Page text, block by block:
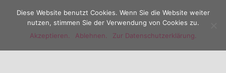
Menu
Diese Website benutzt Cookies. Wenn Sie die Website weiter
nutzen, stimmen Sie der Verwendung von Cookies zu.
Akzeptieren.
Ablehnen. Zur Datenschutzerklärung.